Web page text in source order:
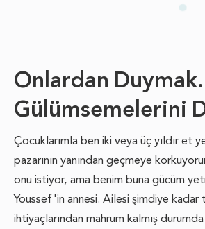
Onlardan Duymak.
Gülümsemelerini
Çocuklarımla ben iki veya üç yıldır et
pazarının yanından geçmeye
onu istiyor, ama benim buna gücüm
Youssef'in annesi. Ailesi şimdiye kadar
ihtiyaçlarından mahrum kalmış durumda